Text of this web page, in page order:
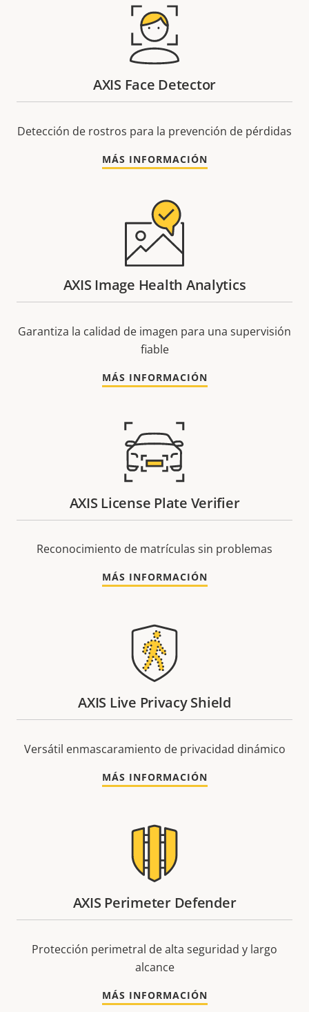
AXIS Face Detector
Detección de rostros para la prevención de pérdidas
MÁS INFORMACIÓN
AXIS Image Health Analytics
Garantiza la calidad de imagen para una supervisión
fiable
MÁS INFORMACIÓN
AXIS License Plate Verifier
Reconocimiento de matrículas sin problemas
MÁS INFORMACIÓN
AXIS Live Privacy Shield
Versátil enmascaramiento de privacidad dinámico
MÁS INFORMACIÓN
AXIS Perimeter Defender
Protección perimetral de alta seguridad y largo
alcance
MÁS INFORMACIÓN